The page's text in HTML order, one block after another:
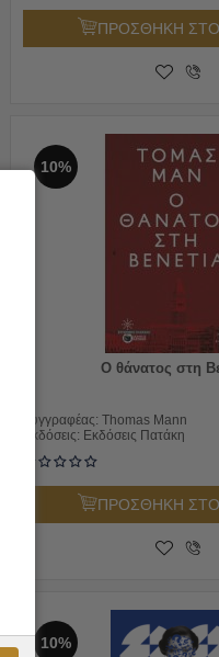
ΠΡΟΣΘΗΚΗ ΣΤΟ
10%
Ο θάνατος στη
Συγγραφέας:Thomas Mann
Εκδόσεις: Εκδόσεις Πατάκη
ΠΡΟΣΘΗΚΗ ΣΤΟ
10%